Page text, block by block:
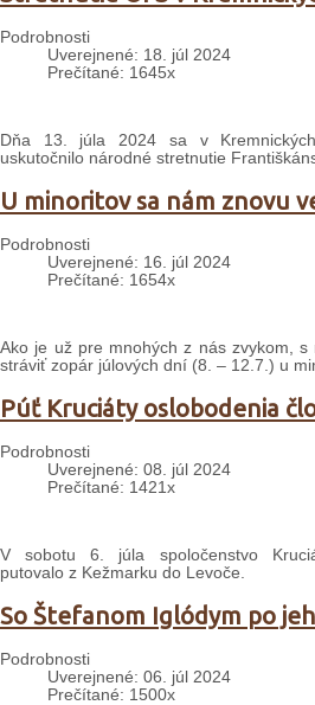
Podrobnosti
Uverejnené: 18. júl 2024
Prečítané: 1645x
Dňa 13. júla 2024 sa v
uskutočnilo národné stretnutie
U minoritov sa nám znovu
Podrobnosti
Uverejnené: 16. júl 2024
Prečítané: 1654x
Ako je už pre mnohých z nás zvykom,
stráviť zopár júlových dní (8. – 12.7.) u
Púť Kruciáty oslobodenia
Podrobnosti
Uverejnené: 08. júl 2024
Prečítané: 1421x
V sobotu 6. júla spoločenstvo
putovalo z Kežmarku do Levoče.
So Štefanom Iglódym po
Podrobnosti
Uverejnené: 06. júl 2024
Prečítané: 1500x